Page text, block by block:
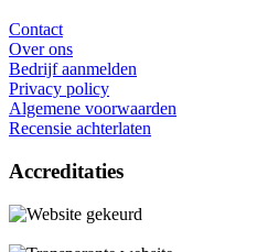
Contact
Over ons
Bedrijf aanmelden
Privacy policy
Algemene voorwaarden
Recensie achterlaten
Accreditaties